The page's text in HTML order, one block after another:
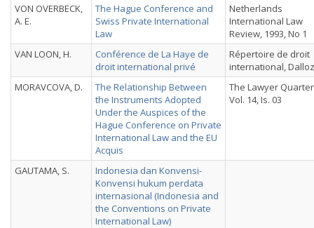
VON OVERBECK,
A. E.
The Hague Conference and
Swiss Private International
Law
Netherlands
International Law
Review, 1993, No 1
VAN LOON, H.
Conférence de La Haye de
droit international privé
Répertoire de droit
international, Dalloz
MORAVCOVA, D.
The Relationship Between
the Instruments Adopted
Under the Auspices of the
Hague Conference on Private
International Law and the EU
Acquis
The Lawyer
Vol. 14, Is. 03
GAUTAMA, S.
Indonesia dan Konvensi-
Konvensi hukum perdata
internasional (Indonesia and
the Conventions on Private
International Law)